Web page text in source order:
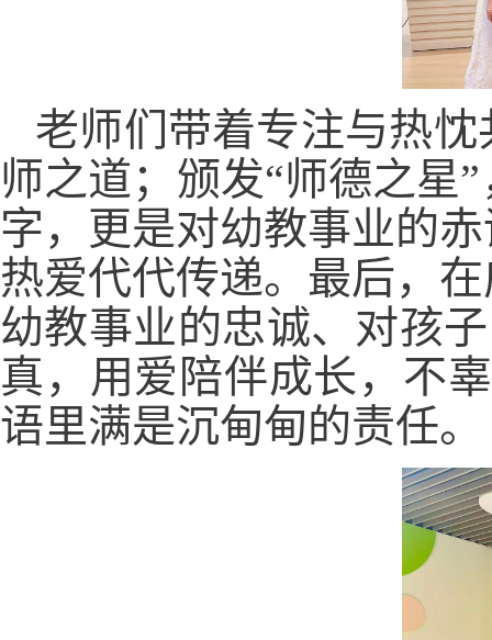
老师们带着专注与热
师之道；颁发“师德之星
字，更是对幼教事业的
热爱代代传递。最后，
幼教事业的忠诚、对孩
真，用爱陪伴成长，不
语里满是沉甸甸的责任。